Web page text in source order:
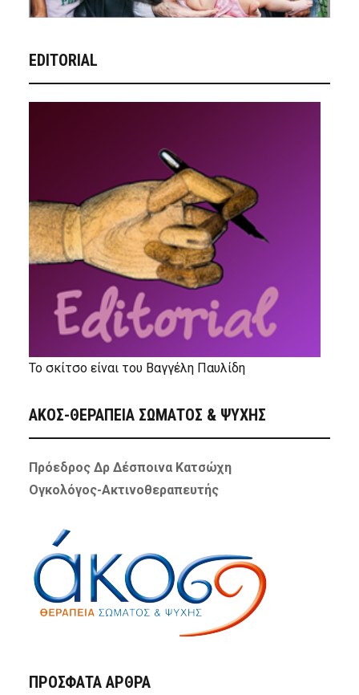
EDITORIAL
Το σκίτσο είναι του Βαγγέλη Παυλίδη
ΑΚΟΣ-ΘΕΡΑΠΕΙΑ ΣΩΜΑΤΟΣ & ΨΥΧΗΣ
Πρόεδρος Δρ Δέσποινα Κατσώχη
Ογκολόγος-Ακτινοθεραπευτής
ΠΡΌΣΦΑΤΑ ΆΡΘΡΑ